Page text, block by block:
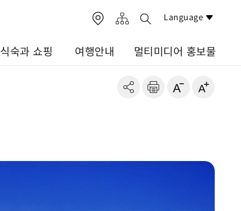
식숙과 쇼핑 여행안내 멀티미디어 홍보물
Language